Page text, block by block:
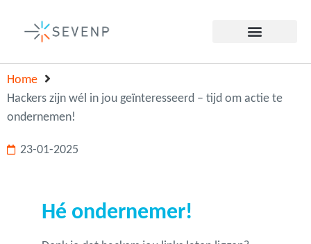
Home
Hackers zijn wél in jou geïnteresseerd – tijd om actie te
ondernemen!
23-01-2025
Hé ondernemer!